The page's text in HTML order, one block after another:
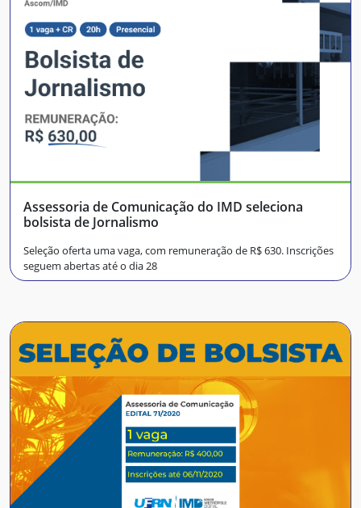
Assessoria de Comunicação do IMD seleciona
bolsista de Jornalismo
Seleção oferta uma vaga, com remuneração de R$ 630. Inscrições
seguem abertas até o dia 28